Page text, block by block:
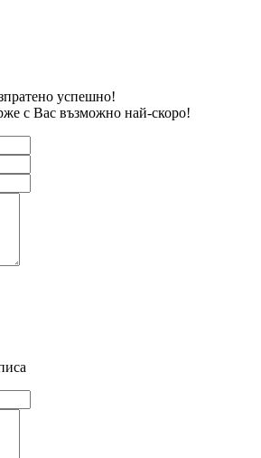
успешно!
с Вас възможно най-скоро!